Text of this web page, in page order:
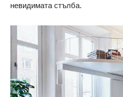
невидимата стълба.